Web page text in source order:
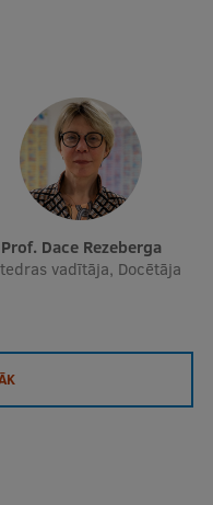
Prof. Dace Rezeberga
vadītāja, Docētāja